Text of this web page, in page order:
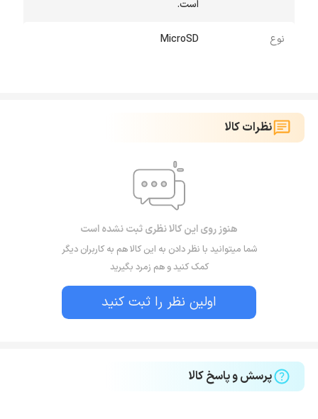
است.
نوع MicroSD
نظرات کالا
هنوز روی این کالا نظری ثبت نشده است
شما میتوانید با نظر دادن به این کالا هم به کاربران دیگر
کمک کنید و هم زمرد بگیرید
اولین نظر را ثبت کنید
پرسش و پاسخ کالا